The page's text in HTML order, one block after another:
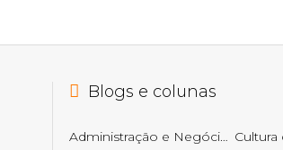
Blogs e colunas